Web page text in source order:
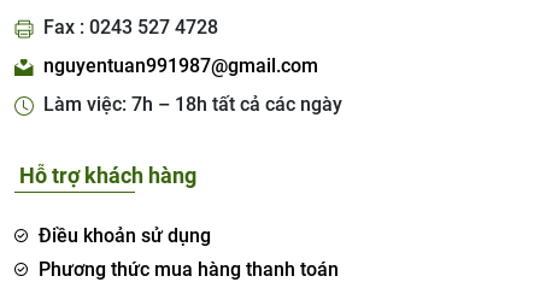
Fax : 0243 527 4728
nguyentuan991987@gmail.com
Làm việc: 7h – 18h tất cả các ngày
Hỗ trợ khách hàng
Điều khoản sử dụng
Phương thức mua hàng thanh toán